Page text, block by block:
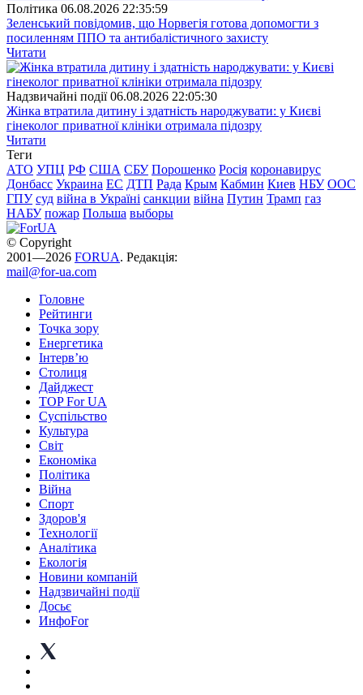
Полiтика 06.08.2026 22:35:59
Зеленський повідомив, що Норвегія готова допомогти з
посиленням ППО та антибалістичного захисту
Читати
Надзвичайні події 06.08.2026 22:05:30
Жінка втратила дитину і здатність народжувати: у Києві
гінеколог приватної клініки отримала підозру
Читати
Теги
АТО УПЦ РФ США СБУ Порошенко Росія коронавирус
Донбасс Украина ЕС ДТП Рада Крым Кабмин Киев НБУ ООС
ГПУ суд війна в Україні санкции війна Путин Трамп газ
НАБУ пожар Польша выборы
© Copyright
2001—2026 FORUA. Редакція:
mail@for-ua.com
Головне
Рейтинги
Точка зору
Енергетика
Інтерв’ю
Столиця
Дайджест
TOP For UA
Суспiльство
Культура
Світ
Економіка
Політика
Війна
Спорт
Здоров'я
Технології
Аналітика
Екологія
Новини компаній
Надзвичайні події
Досьє
ИнфоFor